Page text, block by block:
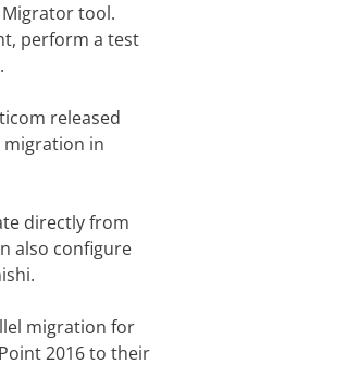
Migrator tool.
perform a test
released
in
directly from
also configure
migration for
2016 to their